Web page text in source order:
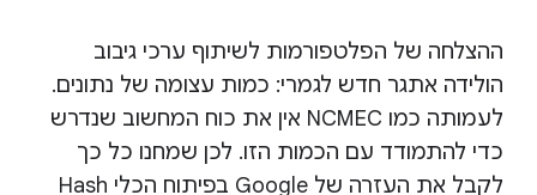
ההצלחה של הפלטפורמות לשיתוף ערכי גיבוב
הולידה אתגר חדש לגמרי: כמות עצומה של נתונים.
לעמותה כמו NCMEC אין את כוח המחשוב שנדרש
כדי להתמודד עם הכמות הזו. לכן שמחנו כל כך
לקבל את העזרה של Google בפיתוח הכלי Hash